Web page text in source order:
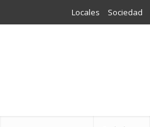
Locales Sociedad